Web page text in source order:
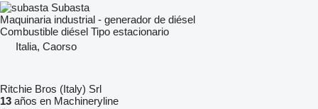
Subasta
Maquinaria industrial - generador de diésel
Combustible diésel Tipo estacionario
Italia, Caorso
Ritchie Bros (Italy) Srl
13 años en Machineryline